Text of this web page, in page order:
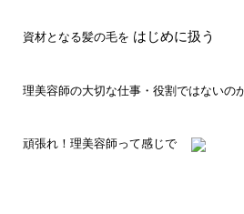
資材となる髪の毛を はじめに扱う
理美容師の大切な仕事・役割ではないの
頑張れ！理美容師って感じで